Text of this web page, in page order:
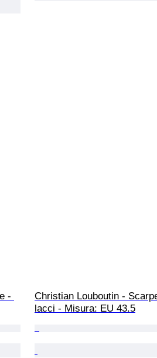
-
Christian Louboutin -
lacci - Misura: EU 43.5